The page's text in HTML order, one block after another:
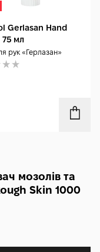
Gerlasan Hand
75 мл
рук «Герлазан»
мозолів та
Skin 1000